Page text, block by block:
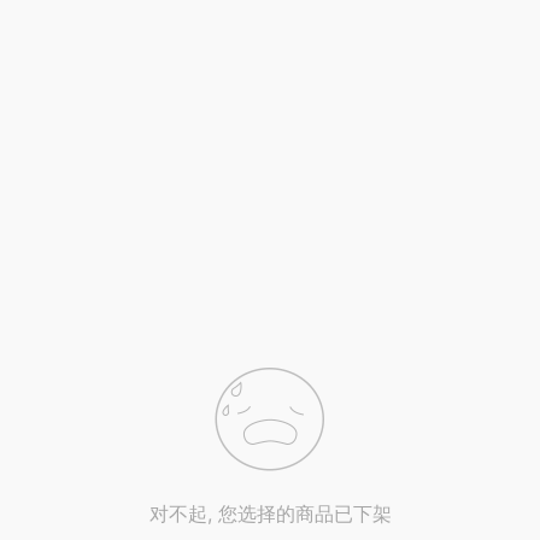
对不起, 您选择的商品已下架